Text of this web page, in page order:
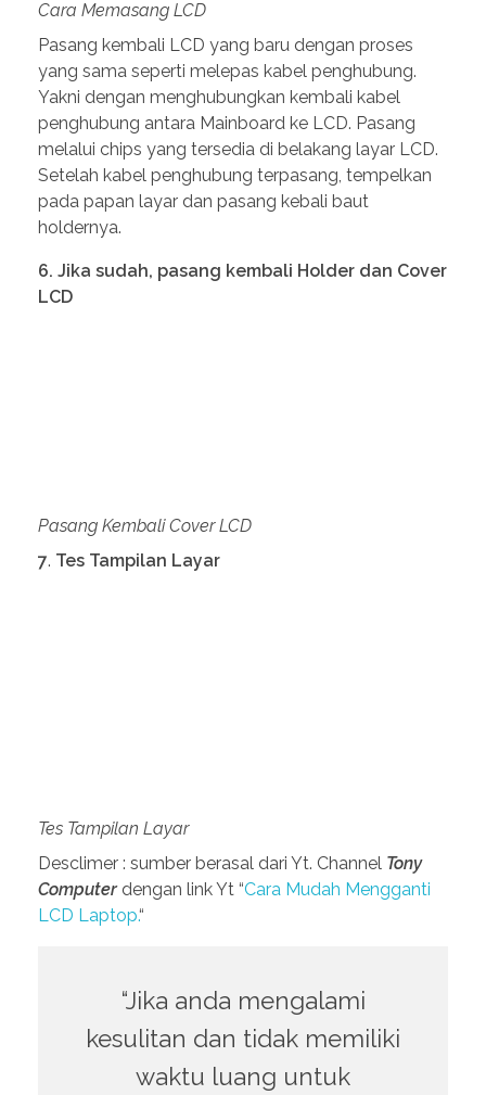
Cara Memasang LCD
Pasang kembali LCD yang baru dengan proses
yang sama seperti melepas kabel penghubung.
Yakni dengan menghubungkan kembali kabel
penghubung antara Mainboard ke LCD. Pasang
melalui chips yang tersedia di belakang layar LCD.
Setelah kabel penghubung terpasang, tempelkan
pada papan layar dan pasang kebali baut
holdernya.
6. Jika sudah, pasang kembali Holder dan Cover
LCD
Pasang Kembali Cover LCD
7. Tes Tampilan Layar
Tes Tampilan Layar
Desclimer : sumber berasal dari Yt. Channel Tony
Computerdengan link Yt “Cara Mudah Mengganti
LCD Laptop.“
“Jika anda mengalami
kesulitan dan tidak memiliki
waktu luang untuk